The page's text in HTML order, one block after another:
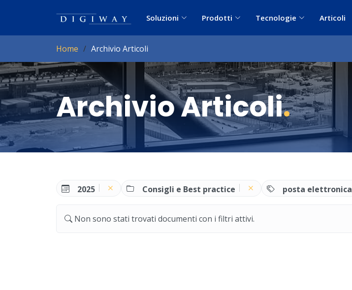
Soluzioni Prodotti Tecnologie Articoli
Home Archivio Articoli
Archivio Articoli.
2025 Consigli e Best practice posta elettronica
Non sono stati trovati documenti con i filtri attivi.